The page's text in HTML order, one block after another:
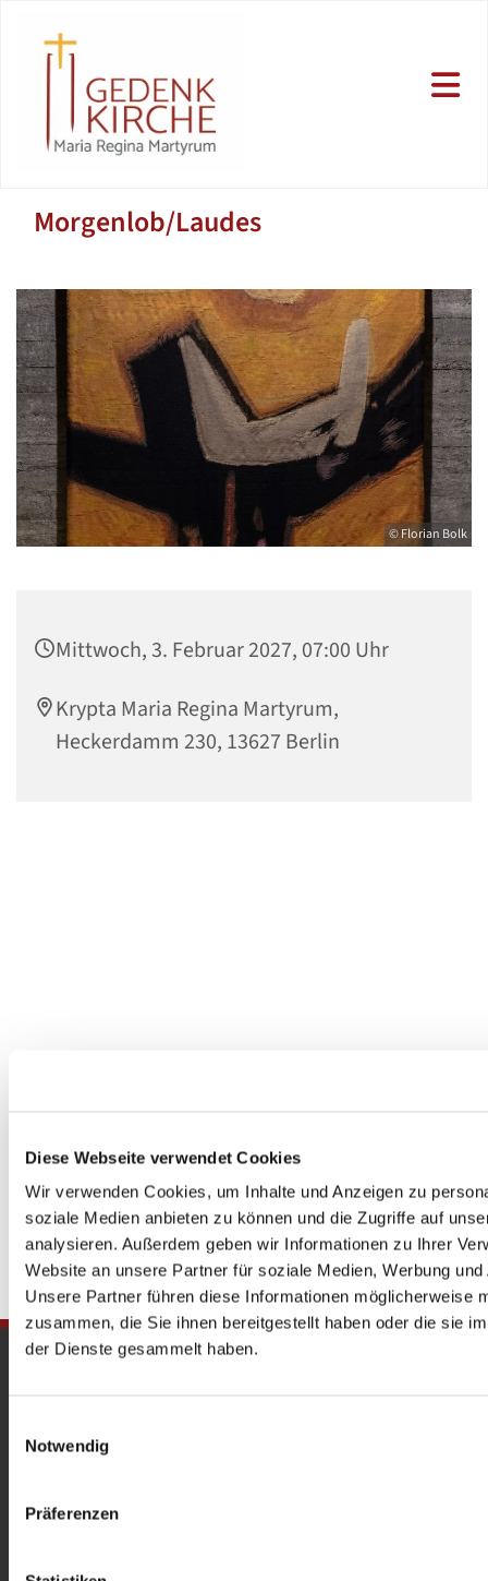
Diese Webseite verwendet Cookies
Wir verwenden Cookies, um Inhalte und Anzeigen zu
soziale Medien anbieten zu können und die Zugriffe auf
analysieren. Außerdem geben wir Informationen zu Ihrer
Website an unsere Partner für soziale Medien, Werbung
Unsere Partner führen diese Informationen möglicherweise
zusammen, die Sie ihnen bereitgestellt haben oder die sie
der Dienste gesammelt haben.
Notwendig
Präferenzen
Morgenlob/Laudes
© Florian Bolk
Mittwoch, 3. Februar 2027, 07:00 Uhr
Krypta Maria Regina Martyrum,
Heckerdamm 230, 13627 Berlin
Heckerdamm 230, 13627 Berlin |
Offene Kirche: Täglich 08-18 Uhr